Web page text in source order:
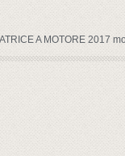
A MOTORE 2017